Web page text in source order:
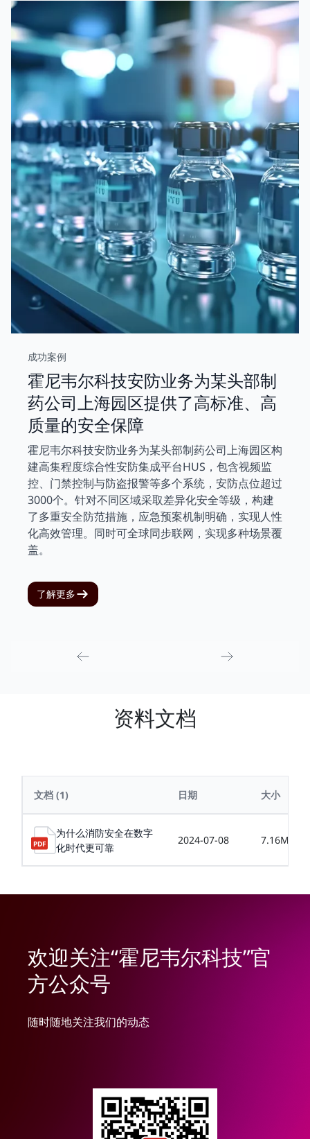
成功案例
霍尼韦尔科技安防业务为某头部制
药公司上海园区提供了高标准、高
质量的安全保障
霍尼韦尔科技安防业务为某头部制药公司上海园区构
建高集程度综合性安防集成平台HUS，包含视频监
控、门禁控制与防盗报警等多个系统，安防点位超过
3000个。针对不同区域采取差异化安全等级，构建
了多重安全防范措施，应急预案机制明确，实现人性
化高效管理。同时可全球同步联网，实现多种场景覆
盖。
了解更多
资料文档
文档 (1) 日期 大小
为什么消防安全在数字
化时代更可靠
2024-07-08 7.16MB
欢迎关注“霍尼韦尔科技”官
方公众号
随时随地关注我们的动态